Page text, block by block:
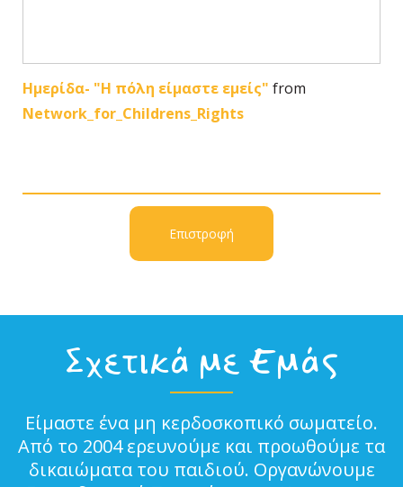
Ημερίδα- "Η πόλη είμαστε εμείς" from
Network_for_Childrens_Rights
Επιστροφή
Σχετικά με Εμάς
Είμαστε ένα μη κερδοσκοπικό σωματείο.
Από το 2004 ερευνούμε και προωθούμε τα
δικαιώματα του παιδιού. Οργανώνουμε